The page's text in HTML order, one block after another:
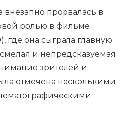
внезапно прорвалась в
ролью в фильме
где она сыграла главную
и непредсказуемая
зрителей и
отмечена несколькими